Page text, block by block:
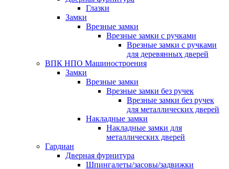
Глазки
Замки
Врезные замки
Врезные замки с ручками
Врезные замки с ручками
для деревянных дверей
ВПК НПО Машиностроения
Замки
Врезные замки
Врезные замки без ручек
Врезные замки без ручек
для металлических дверей
Накладные замки
Накладные замки для
металлических дверей
Гардиан
Дверная фурнитура
Шпингалеты/засовы/задвижки